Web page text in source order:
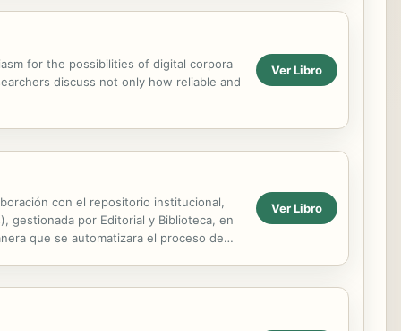
for the possibilities of digital corpora
discuss not only how reliable and
Ver Libro
con el repositorio institucional,
gestionada por Editorial y Biblioteca, en
que se automatizara el proceso de
Ver Libro